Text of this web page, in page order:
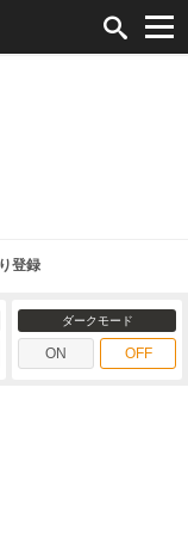
登録
ダークモード
ON OFF